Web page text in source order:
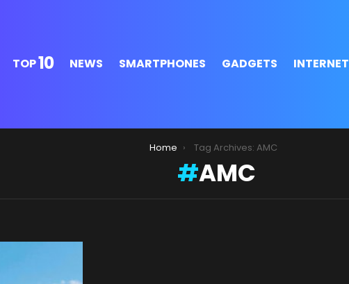
TOP10 NEWS SMARTPHONES GADGETS INTERNET
Home Tag Archives: AMC
AMC